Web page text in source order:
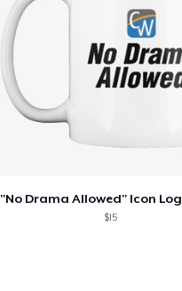
"No Drama Allowed" Icon
$15